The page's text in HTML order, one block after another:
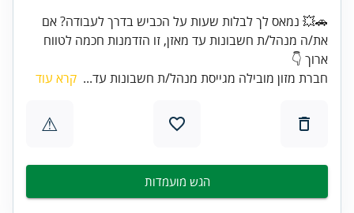
🚗💥 נמאס לך לבלות שעות על הכביש בדרך לעבודה? אם
את/ה מנהל/ת חשבונות עד מאזן, זו הזדמנות חכמה לטווח
ארוך 👇
חברת מזון מובילה מגייסת מנהל/ת חשבונות עד... קרא עוד
⚠
הגש מועמדות